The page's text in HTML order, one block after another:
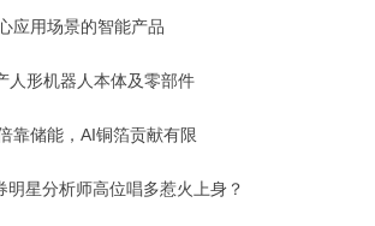
应用场景的智能产品
人形机器人本体及零部件
靠储能，AI铜箔贡献有限
明星分析师高位唱多惹火上身？